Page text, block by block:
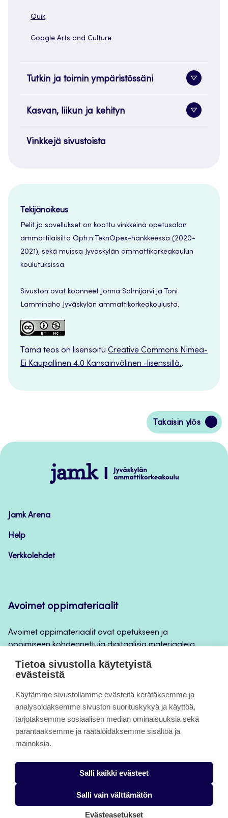
Quik
Google Arts and Culture
Tutkin ja toimin ympäristössäni
painike
Kasvan, liikun ja kehityn
painike
Vinkkejä sivustoista
Tekijänoikeus
Pelit ja sovellukset on koottu vinkkeinä opetusalan
ammattilaisilta Oph:n TeknOpex-hankkeessa (2020-
2021), sekä muissa Jyväskylän ammattikorkeakoulun
koulutuksissa.
Sivuston ovat koonneet Jonna Salmijärvi ja Toni
Lamminaho Jyväskylän ammattikorkeakoulusta.
Tämä teos on lisensoitu Creative Commons Nimeä-
Ei Kaupallinen 4.0 Kansainvälinen -lisenssillä..
Takaisin ylös
Siirry
takaisin
Jamk
–
Jamk Arena
Help
Verkkolehdet
Avoimet oppimateriaalit
Avoimet oppimateriaalit ovat opetukseen ja
oppimiseen kohdennettuja digitaalisia materiaaleja,
opintojaksototeutuksilla, jatkuvan oppimisen ja
Tietoa sivuista
Evästeet
Saavutettavuusseloste
Tietosuojaseloste
Tietoa sivustolla käytetyistä
evästeistä
Käytämme sivustollamme evästeitä kerätäksemme ja
analysoidaksemme sivuston suorituskykyä ja käyttöä,
tarjotaksemme sosiaalisen median ominaisuuksia sekä
parantaaksemme ja räätälöidäksemme sisältöä ja
mainoksia.
Salli kaikki evästeet
Salli vain välttämätön
Evästeasetukset